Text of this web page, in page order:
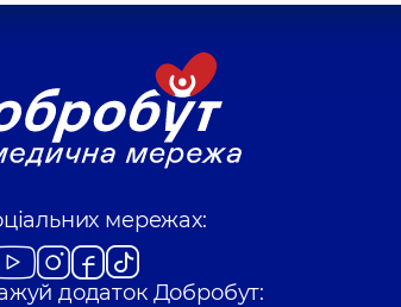
мережах:
додаток Добробут: